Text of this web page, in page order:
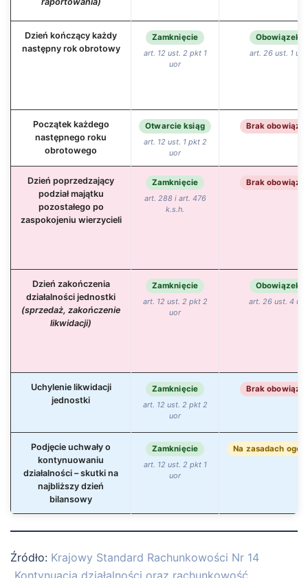
Dzień kończący każdy
następny rok obrotowy
Zamknięcie
art. 12 ust. 2 pkt 1
uor
Obowiązek
art. 26 ust. 1 uor
Początek każdego
następnego roku
obrotowego
Otwarcie ksiąg
art. 12 ust. 1 pkt 2
uor
Brak
Dzień poprzedzający
podział majątku
pozostałego po
zaspokojeniu wierzycieli
Zamknięcie
art. 288 i art. 476
k.s.h.
Brak
Dzień zakończenia
działalności jednostki
(sprzedaż, zakończenie
likwidacji)
Zamknięcie
art. 12 ust. 2 pkt 2
uor
Obowiązek
art. 26 ust. 4 uor
Uchylenie likwidacji
jednostki
Zamknięcie
art. 12 ust. 2 pkt 2
uor
Brak
Podjęcie uchwały o
kontynuowaniu
działalności – skutki na
najbliższy dzień
bilansowy
Zamknięcie
art. 12 ust. 2 pkt 1
uor
Na zasadach
Źródło: Krajowy Standard Rachunkowości Nr 14